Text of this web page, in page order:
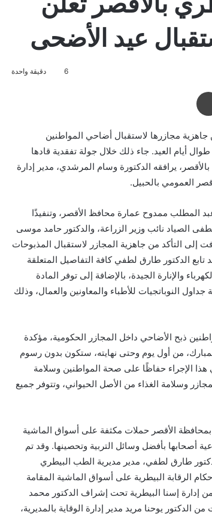
عيد الأضحى
6 دقيقة واحدة
مجازرها لاستقبال أضاحي المواطنين
أيام العيد. جاء ذلك خلال جولة تفقدية قادها
يرافقه الدكتورة وسام المرشدي، مدير إدارة
العمومي بالحبيل.
المطلب ممدوح عمارة محافظ الأقصر، وتنفيذًا
الصياد نائب وزير الزراعة، والدكتور حامد موسى
إلى التأكد من جاهزية المجازر لاستقبال المذبوحات
الدكتور طارق لطفي كافة التفاصيل المتعلقة
والإنارة الجيدة، بالإضافة إلى توفر المادة
جداول النوباتجيات للأطباء والمعاونين والعمال، وذلك
ذبح الأضاحي داخل المجازر الحكومية، مؤكدة
من أول يوم وحتى نهايته، ستكون بدون رسوم
هذا الإجراء حفاظًا على صحة المواطنين وسلامة
وسلامة الغذاء من الأصل الحيواني، وتتوفر جميع
الأقصر حملات مكثفة على أسواق الماشية
أصحابها بأفضل وسائل التربية وتحصينها. وقد تم
طارق لطفي، مدير مديرية الطب البيطري
الرقابة البيطرية على أسواق الماشية المقامة
إدارة إسنا البيطرية تحت إشراف الدكتور محمد
الدكتور يوحنا مريد مدير إدارة الوقاية بالمديرية،